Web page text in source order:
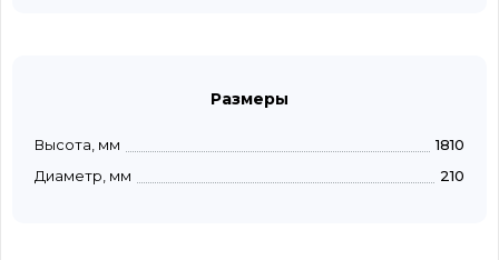
Размеры
Высота, мм
1810
Диаметр, мм
210